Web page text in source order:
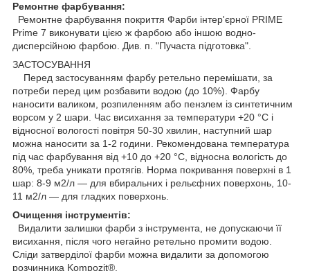
Ремонтне фарбування:
Ремонтне фарбування покриття Фарби інтер'єрної PRIME
Prime 7 виконувати цією ж фарбою або іншою водно-
дисперсійною фарбою. Див. п. "Пучаста підготовка".
ЗАСТОСУВАННЯ
Перед застосуванням фарбу ретельно перемішати, за
потреби перед цим розбавити водою (до 10%). Фарбу
наносити валиком, розпиленням або пензлем із синтетичним
ворсом у 2 шари. Час висихання за температури +20 °C і
відносної вологості повітря 50-30 хвилин, наступний шар
можна наносити за 1-2 години. Рекомендована температура
під час фарбування від +10 до +20 °C, відносна вологість до
80%, треба уникати протягів. Норма покривання поверхні в 1
шар: 8-9 м2/л — для вбиральних і рельєфних поверхонь, 10-
11 м2/л — для гладких поверхонь.
Очищення інструментів:
Видалити залишки фарби з інструмента, не допускаючи її
висихання, після чого негайно ретельно промити водою.
Сліди затверділої фарби можна видалити за допомогою
розчинника Kompozit®.